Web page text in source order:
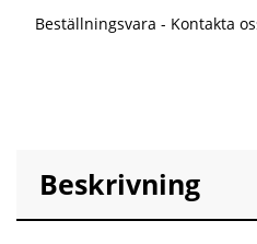
Beställningsvara - Kontakta
Beskrivning